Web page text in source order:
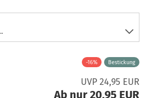
-16% Bestickung
UVP 24,95 EUR
Ab nur 20,95 EUR